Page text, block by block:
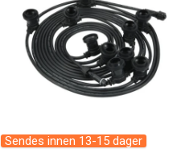
Sendes innen 13-15 dager